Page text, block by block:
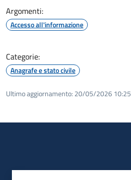
Argomenti:
Accesso all'informazione
Categorie:
Anagrafe e stato civile
Ultimo aggiornamento: 20/05/2026